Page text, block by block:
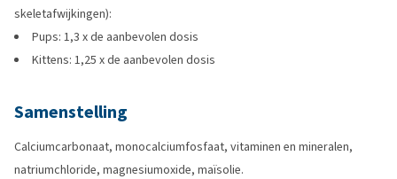
skeletafwijkingen):
Pups: 1,3 x de aanbevolen dosis
Kittens: 1,25 x de aanbevolen dosis
Samenstelling
Calciumcarbonaat, monocalciumfosfaat, vitaminen en mineralen,
natriumchloride, magnesiumoxide, maïsolie.